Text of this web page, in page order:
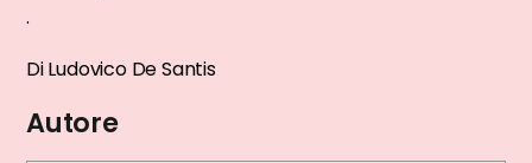
.
Di Ludovico De Santis
Autore